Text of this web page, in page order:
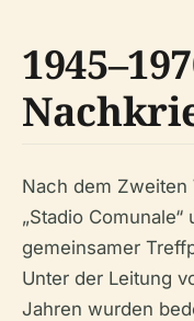
Nach dem Zweiten
„Stadio
gemeinsamer
Unter der Leitung
Jahren wurden